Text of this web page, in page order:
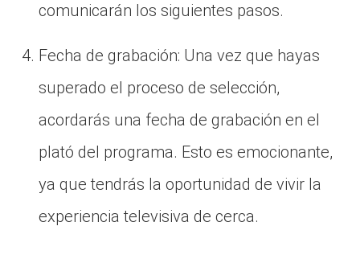
comunicarán los siguientes pasos.
Fecha de grabación: Una vez que hayas
superado el proceso de selección,
acordarás una fecha de grabación en el
plató del programa. Esto es emocionante,
ya que tendrás la oportunidad de vivir la
experiencia televisiva de cerca.